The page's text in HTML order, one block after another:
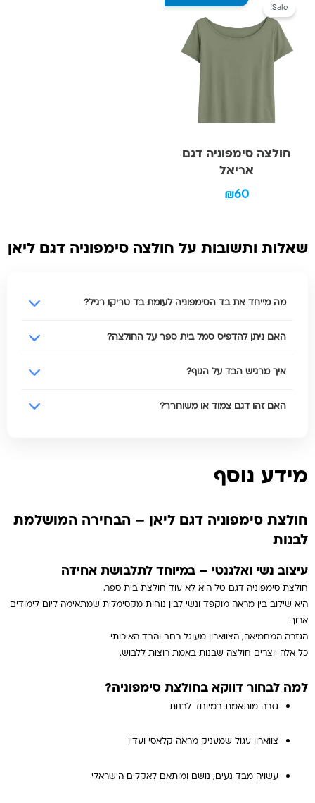
Sale!
חולצה סימפוניה דגם
אריאל
₪60
שאלות ותשובות על חולצה סימפוניה דגם ליאן
מה מייחד את בד הסימפוניה לעומת בד טריקו רגיל?
נעים על העור ומעניק מראה מעט מהודר יותר מהבד היומיומי. התחושה על
האם ניתן להדפיס סמל בית ספר על החולצה?
הדפסת סמל בית ספר יופיע שינוי בגוון החולצה
איך מרגיש הבד על הגוף?
האם זהו דגם צמוד או משוחרר?
מידע נוסף
חולצת סימפוניה דגם ליאן – הבחירה המושלמת
לבנות
עיצוב נשי ואלגנטי – במיוחד לתלבושת אחידה
חולצת סימפוניה דגם טל היא לא עוד חולצת בית ספר.
היא שילוב בין מראה מוקפד ונשי לבין נוחות מקסימלית שמתאימה ליום לימודים
ארוך.
הגזרה המחמיאה, הצווארון מעוגל רחב והבד האיכותי
כל אלה יוצרים חולצה שבנות באמת רוצות ללבוש.
למה לבחור דווקא בחולצת סימפוניה?
גזרה מותאמת במיוחד לבנות
צווארון עגול שמעניק מראה קלאסי ועדין
עשויה מבד נעים, נושם ומותאם לאקלים הישראלי